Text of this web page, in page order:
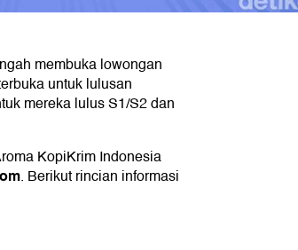
membuka lowongan
untuk lulusan
mereka lulus S1/S2 dan
KopiKrim Indonesia
. Berikut rincian informasi